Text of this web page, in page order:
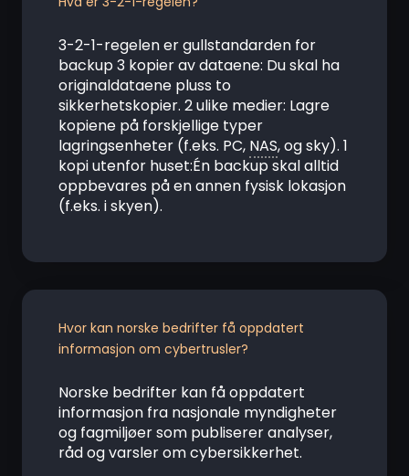
3-2-1-regelen er gullstandarden for
backup 3 kopier av dataene: Du skal ha
originaldataene pluss to
sikkerhetskopier. 2 ulike medier: Lagre
kopiene på forskjellige typer
lagringsenheter (f.eks. PC, NAS, og sky). 1
kopi utenfor huset:Én backup skal alltid
oppbevares på en annen fysisk lokasjon
(f.eks. i skyen).
Hvor kan norske bedrifter få oppdatert
informasjon om cybertrusler?
Norske bedrifter kan få oppdatert
informasjon fra nasjonale myndigheter
og fagmiljøer som publiserer analyser,
råd og varsler om cybersikkerhet.